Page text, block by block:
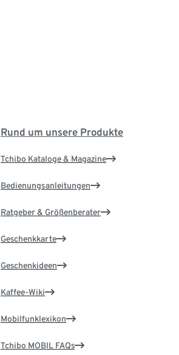
Rund um unsere Produkte
Tchibo Kataloge & Magazine
Bedienungsanleitungen
Ratgeber & Größenberater
Geschenkkarte
Geschenkideen
Kaffee-Wiki
Mobilfunklexikon
Tchibo MOBIL FAQs